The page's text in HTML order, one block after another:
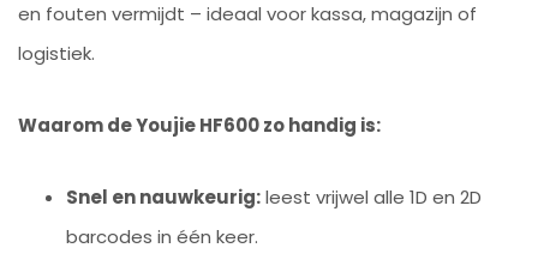
en fouten vermijdt – ideaal voor kassa, magazijn of
logistiek.
Waarom de Youjie HF600 zo handig is:
Snel en nauwkeurig:leest vrijwel alle 1D en 2D
barcodes in één keer.